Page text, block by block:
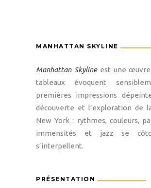
MANHATTAN SKYLINE
Manhattan Skylineest une œuvre
tableaux évoquent
premières impressions
découverte et l’exploration de
New York : rythmes, couleurs,
immensités et jazz se
s’interpellent.
PRÉSENTATION